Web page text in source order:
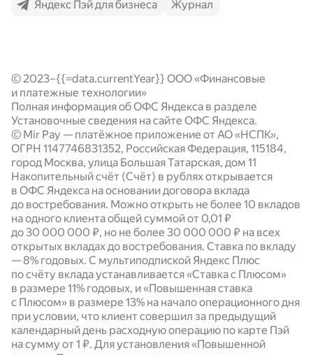
Выгода с Пэй
Безопасность
Кредиты для бизнеса
Подключение QR-кода
Выгода для партнёров
Готовые модули
Документация по работе с сервисами
Опыт наших партнёров
Новости
Статьи
Калькуляторы
Кредиты
Яндекс Пэй для бизнеса
Журнал
© 2023–{{=data.currentYear}} ООО «Финансовые
и платежные технологии»
Полная информация об ОФС Яндекса в разделе
Установочные сведения на сайте ОФС Яндекса.
© Mir Pay — платёжное приложение от АО «НСПК»,
ОГРН 1147746831352, Российская Федерация, 115184,
город Москва, улица Большая Татарская, дом 11
Накопительный счёт (Счёт) в рублях открывается
в ОФС Яндекса на основании договора вклада
до востребования. Можно открыть не более 10 вкладов
на одного клиента общей суммой от 0,01 ₽
до 30 000 000 ₽, но не более 30 000 000 ₽ на всех
открытых вкладах до востребования. Ставка по вкладу
—8% годовых. С мультиподпиской Яндекс Плюс
по счёту вклада устанавливается «Ставка с Плюсом»
в размере 11% годовых, и «Повышенная ставка
с Плюсом» в размере 13% на начало операционного дня
при условии, что клиент совершил за предыдущий
календарный день расходную операцию по карте Пэй
на сумму от 1 ₽. Для установления «Повышенной